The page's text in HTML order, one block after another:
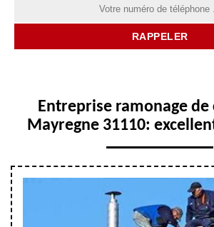
Entreprise ramonage de
Mayregne 31110: